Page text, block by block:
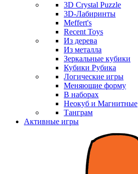
3D Crystal Puzzle
3D-Лабиринты
Meffert's
Recent Toys
Из дерева
Из металла
Зеркальные кубики
Кубики Рубика
Логические игры
Меняющие форму
В наборах
Неокуб и Магнитные
Танграм
Активные игры